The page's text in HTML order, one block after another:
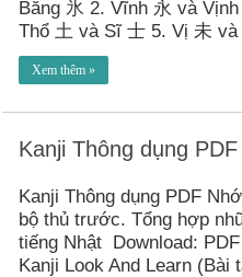
Băng 氷 2. Vĩnh 永 và
Thổ 土 và Sĩ 士 5. Vị 未
Xem thêm »
Kanji Thông dụng PDF
Kanji Thông dụng PDF
bộ thủ trước. Tổng hợp
tiếng Nhật Download:
Kanji Look And Learn (Bài